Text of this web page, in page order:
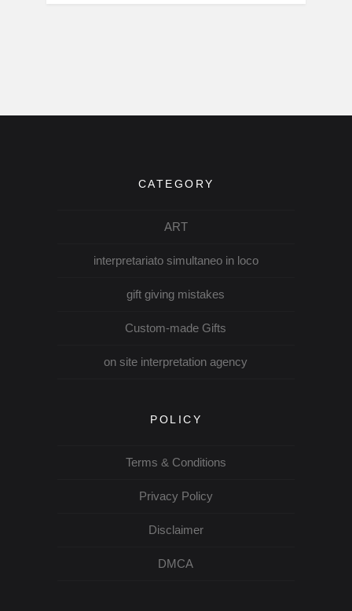
CATEGORY
ART
interpretariato simultaneo in loco
gift giving mistakes
Custom-made Gifts
on site interpretation agency
POLICY
Terms & Conditions
Privacy Policy
Disclaimer
DMCA